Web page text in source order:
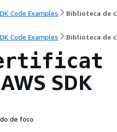
Code Examples
Code Examples Biblioteca de
SDK
de foco